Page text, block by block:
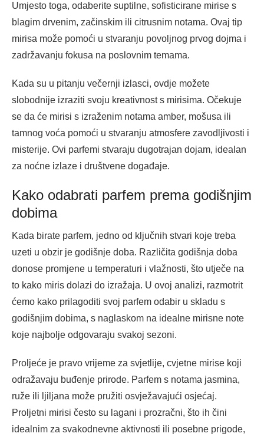
Umjesto toga, odaberite suptilne, sofisticirane mirise s
blagim drvenim, začinskim ili citrusnim notama. Ovaj tip
mirisa može pomoći u stvaranju povoljnog prvog dojma i
zadržavanju fokusa na poslovnim temama.
Kada su u pitanju večernji izlasci, ovdje možete
slobodnije izraziti svoju kreativnost s mirisima. Očekuje
se da će mirisi s izraženim notama amber, mošusa ili
tamnog voća pomoći u stvaranju atmosfere zavodljivosti i
misterije. Ovi parfemi stvaraju dugotrajan dojam, idealan
za noćne izlaze i društvene događaje.
Kako odabrati parfem prema godišnjim
dobima
Kada birate parfem, jedno od ključnih stvari koje treba
uzeti u obzir je godišnje doba. Različita godišnja doba
donose promjene u temperaturi i vlažnosti, što utječe na
to kako miris dolazi do izražaja. U ovoj analizi, razmotrit
ćemo kako prilagoditi svoj parfem odabir u skladu s
godišnjim dobima, s naglaskom na idealne mirisne note
koje najbolje odgovaraju svakoj sezoni.
Proljeće je pravo vrijeme za svjetlije, cvjetne mirise koji
odražavaju buđenje prirode. Parfem s notama jasmina,
ruže ili ljiljana može pružiti osvježavajući osjećaj.
Proljetni mirisi često su lagani i prozračni, što ih čini
idealnim za svakodnevne aktivnosti ili posebne prigode,